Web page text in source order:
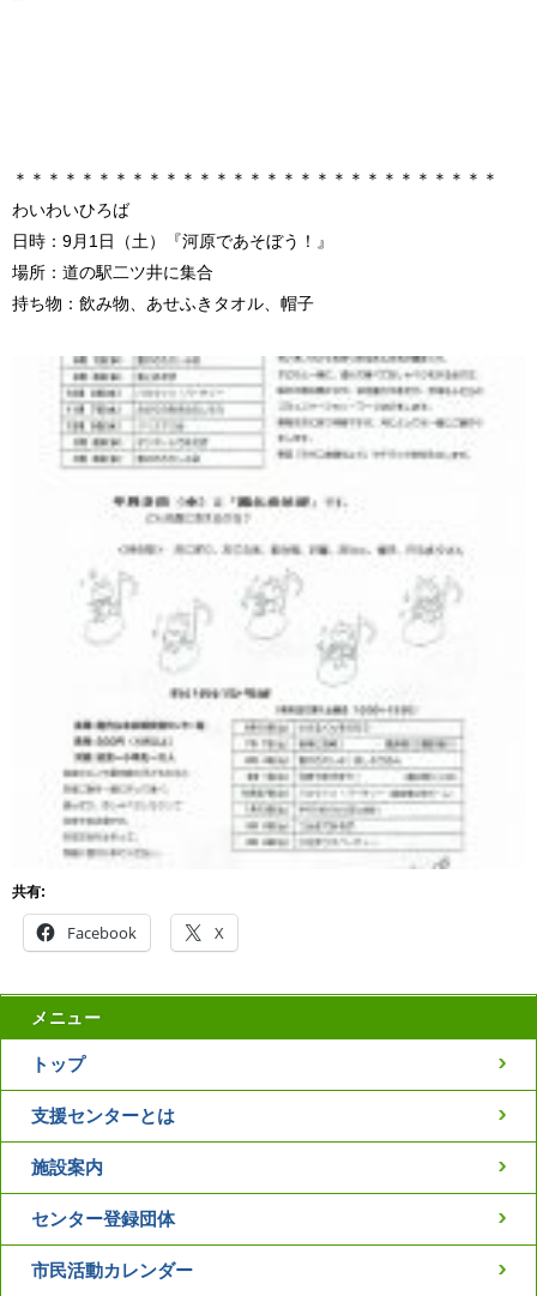
＊＊＊＊＊＊＊＊＊＊＊＊＊＊＊＊＊＊＊＊＊＊＊＊＊＊＊＊＊
わいわいひろば
日時：9月1日（土）『河原であそぼう！』
場所：道の駅二ツ井に集合
持ち物：飲み物、あせふきタオル、帽子
共有:
Facebook X
メニュー
トップ
支援センターとは
施設案内
センター登録団体
市民活動カレンダー